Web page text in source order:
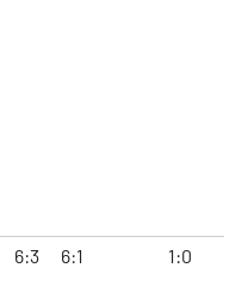
6:3 6:1 1:0